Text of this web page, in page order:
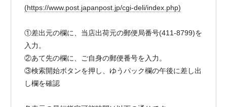
(https://www.post.japanpost.jp/cgi-deli/index.php)
①差出元の欄に、当店出荷元の郵便局番号(411-8799)を
入力。
②あて先の欄に、ご自身の郵便番号を入力。
③検索開始ボタンを押し、ゆうパック欄の午後に差し出
し欄を確認